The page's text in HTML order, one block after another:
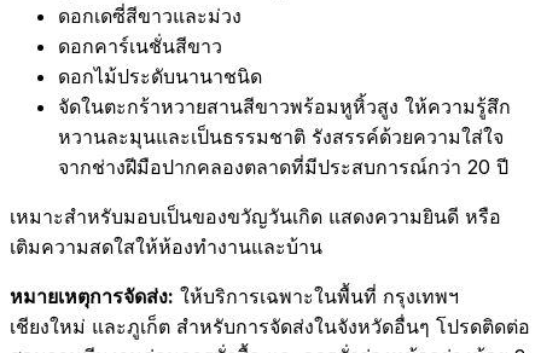
ดอกเดซี่สีขาวและม่วง
ดอกคาร์เนชั่นสีขาว
ดอกไม้ประดับนานาชนิด
จัดในตะกร้าหวายสานสีขาวพร้อมหูหิ้วสูง ให้ความรู้สึก
หวานละมุนและเป็นธรรมชาติ รังสรรค์ด้วยความใส่ใจ
จากช่างฝีมือปากคลองตลาดที่มีประสบการณ์กว่า 20 ปี
เหมาะสำหรับมอบเป็นของขวัญวันเกิด แสดงความยินดี หรือ
เติมความสดใสให้ห้องทำงานและบ้าน
หมายเหตุการจัดส่ง: ให้บริการเฉพาะในพื้นที่ กรุงเทพฯ
เชียงใหม่ และภูเก็ต สำหรับการจัดส่งในจังหวัดอื่นๆ โปรดติดต่อ